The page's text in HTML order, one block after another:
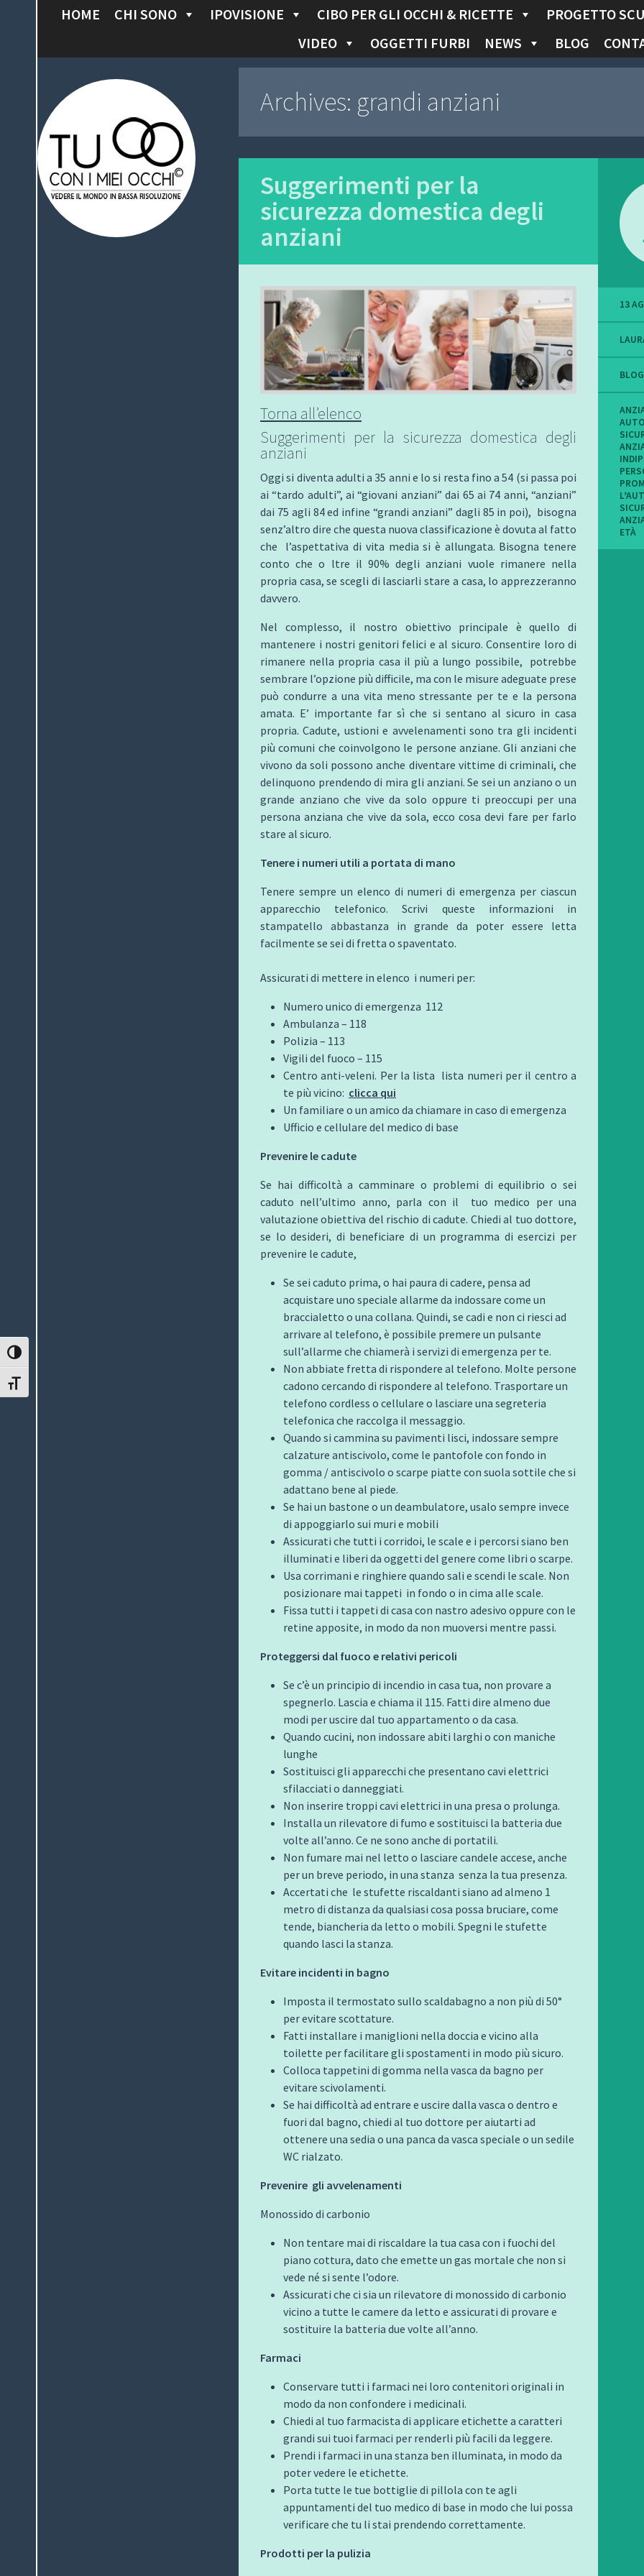
ATTIVA/DISATTIVA ALTO CONTRASTO
ATTIVA/DISATTIVA DIMENSIONE TESTO
I
C
O
N
T
HOME CHI SONO IPOVISIONE CIBO PER GLI OCCHI & RICETTE PROGETTO
VIDEO
OGGETTI FURBI NEWS BLOG
Tu con i miei
occhi
Archives: grandi anziani
Suggerimenti per la
sicurezza domestica degli
anziani
Torna all’elenco
Suggerimenti per la sicurezza domestica degli
anziani
Oggi si diventa adulti a 35 anni e lo si resta fino a 54 (si passa poi
ai “tardo adulti”, ai “giovani anziani” dai 65 ai 74 anni, “anziani”
dai 75 agli 84 ed infine “grandi anziani” dagli 85 in poi), bisogna
senz’altro dire che questa nuova classificazione è dovuta al fatto
che l’aspettativa di vita media si è allungata. Bisogna tenere
conto che o ltre il 90% degli anziani vuole rimanere nella
propria casa, se scegli di lasciarli stare a casa, lo apprezzeranno
davvero.
Nel complesso, il nostro obiettivo principale è quello di
mantenere i nostri genitori felici e al sicuro. Consentire loro di
rimanere nella propria casa il più a lungo possibile, potrebbe
sembrare l’opzione più difficile, ma con le misure adeguate prese
può condurre a una vita meno stressante per te e la persona
amata. E’ importante far sì che si sentano al sicuro in casa
propria. Cadute, ustioni e avvelenamenti sono tra gli incidenti
più comuni che coinvolgono le persone anziane. Gli anziani che
vivono da soli possono anche diventare vittime di criminali, che
delinquono prendendo di mira gli anziani. Se sei un anziano o un
grande anziano che vive da solo oppure ti preoccupi per una
persona anziana che vive da sola, ecco cosa devi fare per farlo
stare al sicuro.
Tenere i numeri utili a portata di mano
Tenere sempre un elenco di numeri di emergenza per ciascun
apparecchio telefonico. Scrivi queste informazioni in
stampatello abbastanza in grande da poter essere letta
facilmente se sei di fretta o spaventato.
Assicurati di mettere in elenco i numeri per:
Numero unico di emergenza 112
Ambulanza – 118
Polizia – 113
Vigili del fuoco – 115
Centro anti-veleni. Per la lista lista numeri per il centro a
te più vicino: clicca qui
Un familiare o un amico da chiamare in caso di emergenza
Ufficio e cellulare del medico di base
Prevenire le cadute
Se hai difficoltà a camminare o problemi di equilibrio o sei
caduto nell’ultimo anno, parla con il
tuo medico per una
valutazione obiettiva del rischio di cadute. Chiedi al tuo dottore,
se lo desideri, di beneficiare di un programma di esercizi per
prevenire le cadute,
Se sei caduto prima, o hai paura di cadere, pensa ad
acquistare uno speciale allarme da indossare come un
braccialetto o una collana. Quindi, se cadi e non ci riesci ad
arrivare al telefono, è possibile premere un pulsante
sull’allarme che chiamerà i servizi di emergenza per te.
Non abbiate fretta di rispondere al telefono. Molte persone
cadono cercando di rispondere al telefono. Trasportare un
telefono cordless o cellulare o lasciare una segreteria
telefonica che raccolga il messaggio.
Quando si cammina su pavimenti lisci, indossare sempre
calzature antiscivolo, come le pantofole con fondo in
gomma / antiscivolo o scarpe piatte con suola sottile che si
adattano bene al piede.
Se hai un bastone o un deambulatore, usalo sempre invece
di appoggiarlo sui muri e mobili
Assicurati che tutti i corridoi, le scale e i percorsi siano ben
illuminati e liberi da oggetti del genere come libri o scarpe.
Usa corrimani e ringhiere quando sali e scendi le scale. Non
posizionare mai tappeti in fondo o in cima alle scale.
Fissa tutti i tappeti di casa con nastro adesivo oppure con le
retine apposite, in modo da non muoversi mentre passi.
Proteggersi dal fuoco e relativi pericoli
Se c’è un principio di incendio in casa tua, non provare a
spegnerlo. Lascia e chiama il 115. Fatti dire almeno due
modi per uscire dal tuo appartamento o da casa.
Quando cucini, non indossare abiti larghi o con maniche
lunghe
Sostituisci gli apparecchi che presentano cavi elettrici
sfilacciati o danneggiati.
Non inserire troppi cavi elettrici in una presa o prolunga.
Installa un rilevatore di fumo e sostituisci la batteria due
volte all’anno. Ce ne sono anche di portatili.
Non fumare mai nel letto o lasciare candele accese, anche
per un breve periodo, in una stanza senza la tua presenza.
Accertati che le stufette riscaldanti siano ad almeno 1
metro di distanza da qualsiasi cosa possa bruciare, come
tende, biancheria da letto o mobili. Spegni le stufette
quando lasci la stanza.
Evitare incidenti in bagno
Imposta il termostato sullo scaldabagno a non più di 50°
per evitare scottature.
Fatti installare i maniglioni nella doccia e vicino alla
toilette per facilitare gli spostamenti in modo più sicuro.
Colloca tappetini di gomma nella vasca da bagno per
evitare scivolamenti.
Se hai difficoltà ad entrare e uscire dalla vasca o dentro e
fuori dal bagno, chiedi al tuo dottore per aiutarti ad
ottenere una sedia o una panca da vasca speciale o un sedile
WC rialzato.
Prevenire gli avvelenamenti
Monossido di carbonio
Non tentare mai di riscaldare la tua casa con i fuochi del
piano cottura, dato che emette un gas mortale che non si
vede né si sente l’odore.
Assicurati che ci sia un rilevatore di monossido di carbonio
vicino a tutte le camere da letto e assicurati di provare e
sostituire la batteria due volte all’anno.
Farmaci
Conservare tutti i farmaci nei loro contenitori originali in
modo da non confondere i medicinali.
Chiedi al tuo farmacista di applicare etichette a caratteri
grandi sui tuoi farmaci per renderli più facili da leggere.
Prendi i farmaci in una stanza ben illuminata, in modo da
poter vedere le etichette.
Porta tutte le tue bottiglie di pillola con te agli
appuntamenti del tuo medico di base in modo che lui possa
verificare che tu li stai prendendo correttamente.
Prodotti per la pulizia
13
BLOG
ETÀ